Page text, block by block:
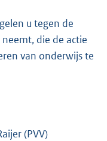
u tegen de
die de actie
van onderwijs te
(PVV)